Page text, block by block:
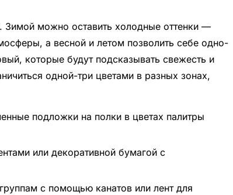
Зимой можно оставить холодные оттенки —
а весной и летом позволить себе одно-
которые будут подсказывать свежесть и
одной-три цветами в разных зонах,
подложки на полки в цветах палитры
или декоративной бумагой с
с помощью канатов или лент для